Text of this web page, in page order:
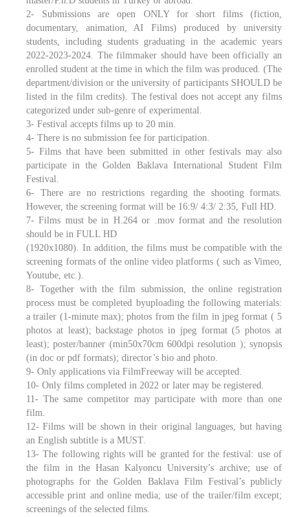
2- Submissions are open ONLY for short films (fiction,
documentary, animation, AI Films) produced by university
students, including students graduating in the academic years
2022-2023-2024. The filmmaker should have been officially an
enrolled student at the time in which the film was produced. (The
department/division or the university of participants SHOULD be
listed in the film credits). The festival does not accept any films
categorized under sub-genre of experimental.
3- Festival accepts films up to 20 min.
4- There is no submission fee for participation.
5- Films that have been submitted in other festivals may also
participate in the Golden Baklava International Student Film
Festival.
6- There are no restrictions regarding the shooting formats.
However, the screening format will be 16:9/ 4:3/ 2:35, Full HD.
7- Films must be in H.264 or .mov format and the resolution
should be in FULL HD
(1920x1080). In addition, the films must be compatible with the
screening formats of the online video platforms ( such as Vimeo,
Youtube, etc.).
8- Together with the film submission, the online registration
process must be completed byuploading the following materials:
a trailer (1-minute max); photos from the film in jpeg format ( 5
photos at least); backstage photos in jpeg format (5 photos at
least); poster/banner (min50x70cm 600dpi resolution ); synopsis
(in doc or pdf formats); director’s bio and photo.
9- Only applications via FilmFreeway will be accepted.
10- Only films completed in 2022 or later may be registered.
11- The same competitor may participate with more than one
film.
12- Films will be shown in their original languages, but having
an English subtitle is a MUST.
13- The following rights will be granted for the festival: use of
the film in the Hasan Kalyoncu University’s archive; use of
photographs for the Golden Baklava Film Festival’s publicly
accessible print and online media; use of the trailer/film except;
screenings of the selected films.